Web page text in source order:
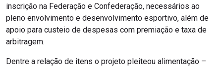
inscrição na Federação e Confederação, necessários ao
pleno envolvimento e desenvolvimento esportivo, além de
apoio para custeio de despesas com premiação e taxa de
arbitragem.
Dentre a relação de itens o projeto pleiteou alimentação –